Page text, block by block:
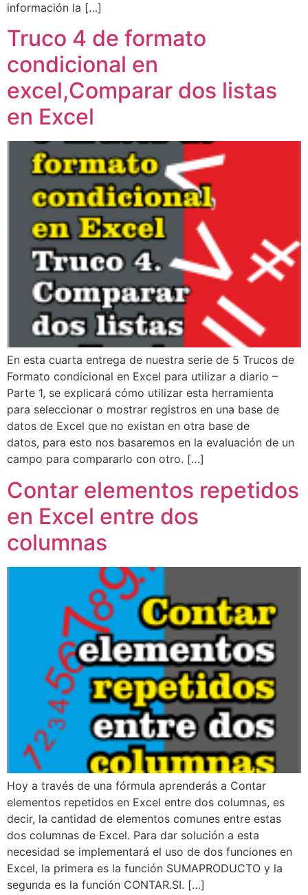
información la […]
Truco 4 de formato
condicional en
excel,Comparar dos listas
en Excel
En esta cuarta entrega de nuestra serie de 5 Trucos de
Formato condicional en Excel para utilizar a diario –
Parte 1, se explicará cómo utilizar esta herramienta
para seleccionar o mostrar registros en una base de
datos de Excel que no existan en otra base de
datos, para esto nos basaremos en la evaluación de un
campo para compararlo con otro. […]
Contar elementos repetidos
en Excel entre dos
columnas
Hoy a través de una fórmula aprenderás a Contar
elementos repetidos en Excel entre dos columnas, es
decir, la cantidad de elementos comunes entre estas
dos columnas de Excel. Para dar solución a esta
necesidad se implementará el uso de dos funciones en
Excel, la primera es la función SUMAPRODUCTO y la
segunda es la función CONTAR.SI. […]